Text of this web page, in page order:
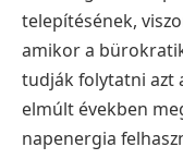
telepítésének,
amikor a
tudják folytatni azt
elmúlt években
napenergia